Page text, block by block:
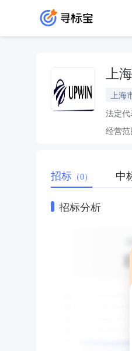
上
上海
法定代
经营范
招标 （0） 中
招标分析